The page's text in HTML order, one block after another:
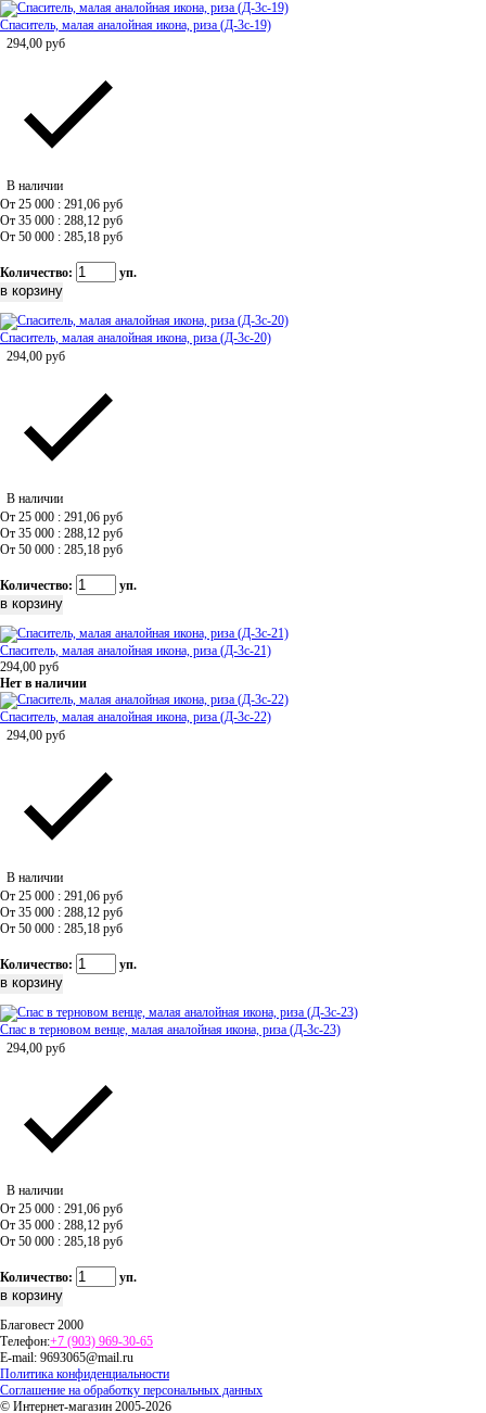
Спаситель, малая аналойная икона, риза (Д-3с-19)
294,00 руб
В наличии
От 25 000 : 291,06 руб
От 35 000 : 288,12 руб
От 50 000 : 285,18 руб
Количество: уп.
Спаситель, малая аналойная икона, риза (Д-3с-20)
294,00 руб
В наличии
От 25 000 : 291,06 руб
От 35 000 : 288,12 руб
От 50 000 : 285,18 руб
Количество: уп.
Спаситель, малая аналойная икона, риза (Д-3с-21)
294,00 руб
Нет в наличии
Спаситель, малая аналойная икона, риза (Д-3с-22)
294,00 руб
В наличии
От 25 000 : 291,06 руб
От 35 000 : 288,12 руб
От 50 000 : 285,18 руб
Количество: уп.
Спас в терновом венце, малая аналойная икона, риза (Д-3с-23)
294,00 руб
В наличии
От 25 000 : 291,06 руб
От 35 000 : 288,12 руб
От 50 000 : 285,18 руб
Количество: уп.
Благовест 2000
Телефон:+7 (903) 969-30-65
E-mail: 9693065@mail.ru
Политика конфиденциальности
Соглашение на обработку персональных данных
© Интернет-магазин 2005-2026